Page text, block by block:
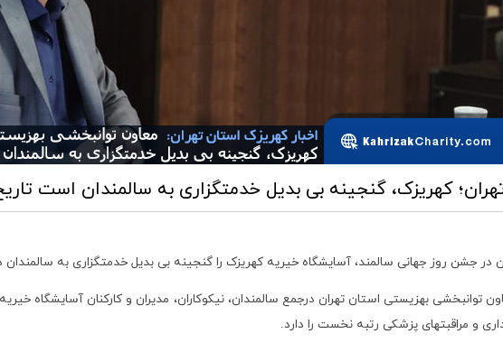
کهریزک، گنجینه بی بدیل خدمتگزاری به سالمندان است تاریخ ۱۰, مهر ۱۴۰۲
جشن روز جهانی سالمند، آسایشگاه خیریه کهریزک را گنجینه بی بدیل خدمتگزاری به
و مراقبتهای پزشکی رتبه نخست را دارد.